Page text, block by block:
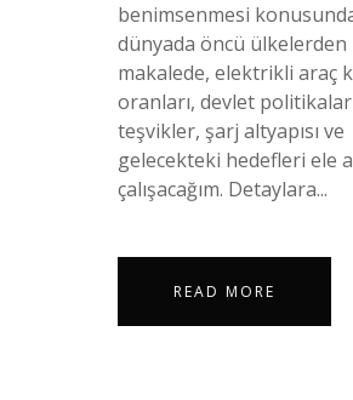
benimsenmesi
dünyada öncü ülkelerden
makalede, elektrikli araç
oranları, devlet
teşvikler, şarj altyapısı ve
gelecekteki hedefleri ele
çalışacağım. Detaylara...
READ MORE